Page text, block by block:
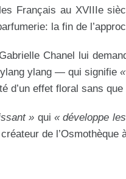
Français au XVIIIe
la fin de
Chanel lui
ylang — qui signifie
d’un effet floral sans
» qui« développe
de l’Osmothèque